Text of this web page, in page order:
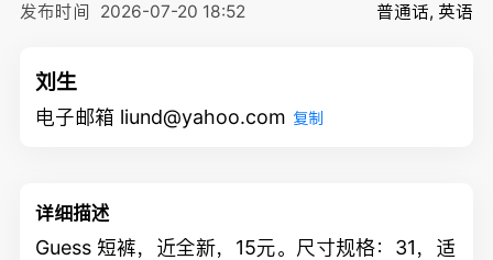
发布时间 2026-07-20 18:52 普通话, 英语
刘生
电子邮箱 liund@yahoo.com 复制
详细描述
Guess 短裤，近全新，15元。尺寸规格：31，适